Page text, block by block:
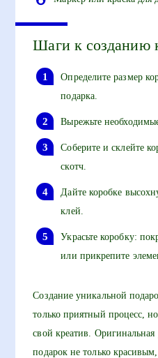
Шаги к созданию
Определите размер
подарка.
Вырежьте
Соберите и склейте
скотч.
Дайте коробке
клей.
Украсьте коробку:
или прикрепите
Создание уникальной
только приятный процесс,
свой креатив. Оригинальная
подарок не только